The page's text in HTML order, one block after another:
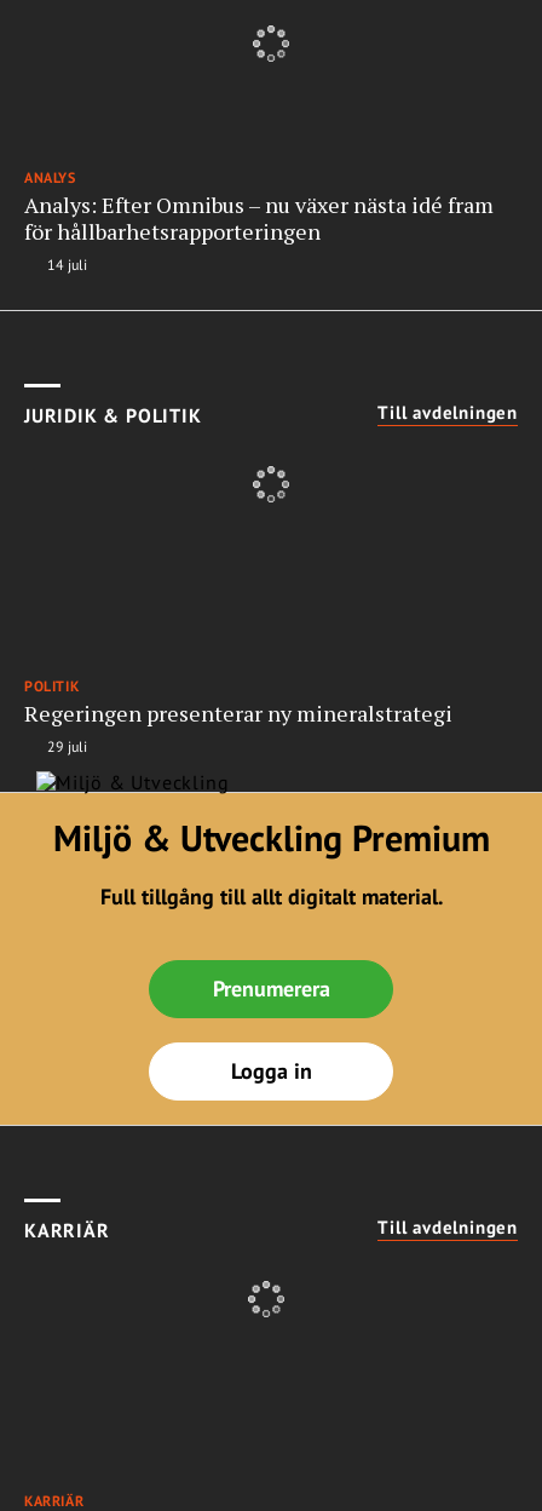
ANALYS
Analys: Efter Omnibus – nu växer nästa idé fram
för hållbarhetsrapporteringen
14 juli
JURIDIK & POLITIK Till avdelningen
POLITIK
Regeringen presenterar ny mineralstrategi
29 juli
Miljö & Utveckling Premium
Full tillgång till allt digitalt material.
Prenumerera
Logga in
KARRIÄR Till avdelningen
KARRIÄR